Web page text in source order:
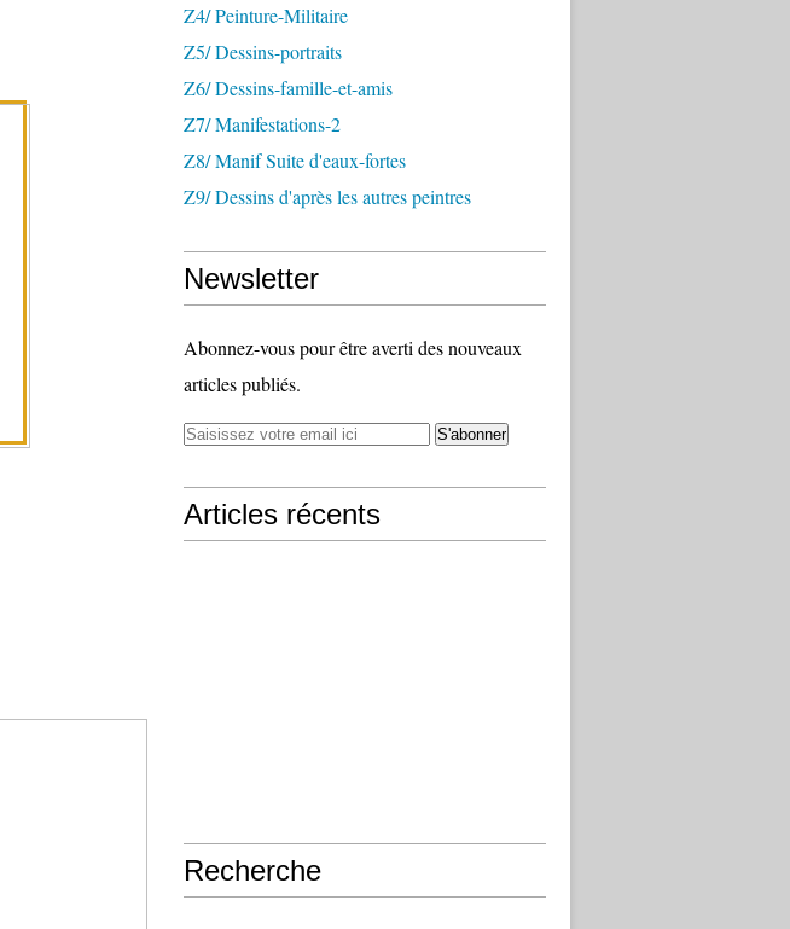
Z4/ Peinture-Militaire
Z5/ Dessins-portraits
Z6/ Dessins-famille-et-amis
Z7/ Manifestations-2
Z8/ Manif Suite d'eaux-fortes
Z9/ Dessins d'après les autres peintres
Newsletter
Abonnez-vous pour être averti des nouveaux
articles publiés.
Articles récents
Recherche